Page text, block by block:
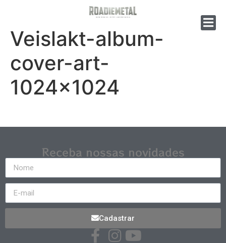
Veislakt-album-
cover-art-
1024×1024
Receba nossas novidades
Cadastrar